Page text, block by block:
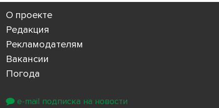
О проекте
Редакция
Рекламодателям
Вакансии
Погода
e-mail подписка на новости